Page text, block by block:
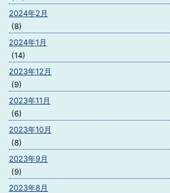
2024年2月
(8)
2024年1月
(14)
2023年12月
(9)
2023年11月
(6)
2023年10月
(8)
2023年9月
(9)
2023年8月